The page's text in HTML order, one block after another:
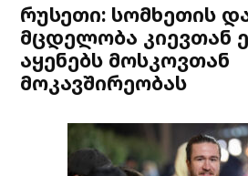
რუსეთი: სომხეთის
მცდელობა კიევთან
აყენებს მოსკოვთან
მოკავშირეობას